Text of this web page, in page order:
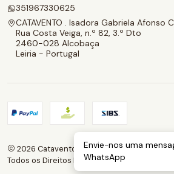
351967330625
CATAVENTO . Isadora Gabriela Afonso
Rua Costa Veiga, n.º 82, 3.º Dto
2460-028 Alcobaça
Leiria - Portugal
2026 Catavento.
Todos os Direitos Reservados.Com
Envie-nos uma
WhatsApp